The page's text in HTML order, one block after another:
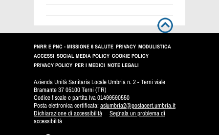
PNRR E PNC - MISSIONE 6 SALUTE PRIVACY MODULISTICA
ACCESSI SOCIAL MEDIA POLICY COOKIE POLICY
PRIVACY POLICY PER I MEDICI NOTE LEGALI
Azienda Unità Sanitaria Locale Umbria n. 2 - Terni viale
Bramante 37 05100 Terni (TR)
Codice fiscale e partita Iva 01499590550
Posta elettronica certificata:aslumbria2@postacert.umbria.it
Dichiarazione di accessibilità
Segnala un problema di
accessibilità